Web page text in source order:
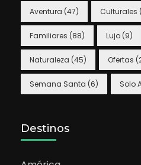
Aventura (47) Culturales
Familiares (88) Lujo (9)
Naturaleza (45) Ofertas
Semana Santa (6) Solo
Destinos